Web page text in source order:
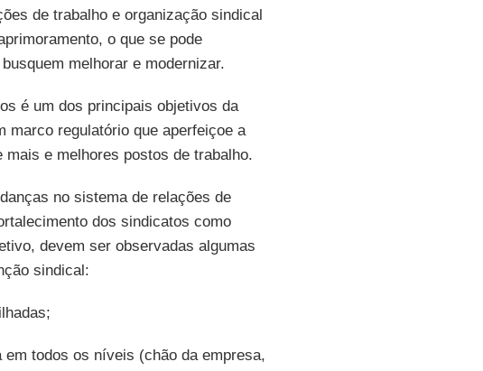
de trabalho e organização sindical
o que se pode
melhorar e modernizar.
é um dos principais objetivos da
marco regulatório que aperfeiçoe a
e melhores postos de trabalho.
no sistema de relações de
dos sindicatos como
devem ser observadas algumas
sindical:
todos os níveis (chão da empresa,